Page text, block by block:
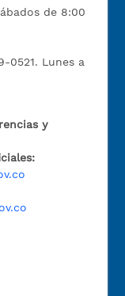
de 8:00
0521. Lunes a
y